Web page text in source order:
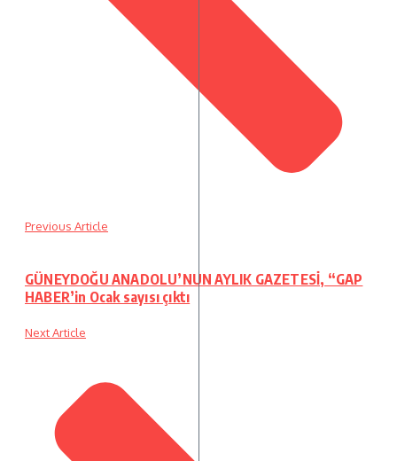
Previous Article
GÜNEYDOĞU ANADOLU’NUN AYLIK GAZETESİ, “GAP
HABER’in Ocak sayısı çıktı
Next Article